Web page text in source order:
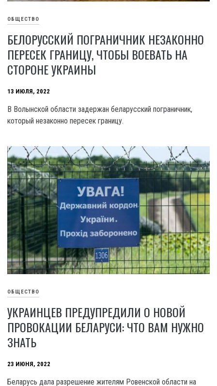
ОБЩЕСТВО
БЕЛОРУССКИЙ ПОГРАНИЧНИК НЕЗАКОННО
ПЕРЕСЕК ГРАНИЦУ, ЧТОБЫ ВОЕВАТЬ НА
СТОРОНЕ УКРАИНЫ
13 ИЮЛЯ, 2022
В Волынской области задержан беларусский пограничник,
который незаконно пересек границу.
ОБЩЕСТВО
УКРАИНЦЕВ ПРЕДУПРЕДИЛИ О НОВОЙ
ПРОВОКАЦИИ БЕЛАРУСИ: ЧТО ВАМ НУЖНО
ЗНАТЬ
23 ИЮНЯ, 2022
Беларусь дала разрешение жителям Ровенской области на